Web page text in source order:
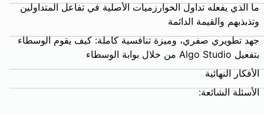
ما الذي يفعله تداول الخوارزميات الأصلية في تفاعل المتداولين
وتذبذبهم والقيمة الدائمة
جهد تطويري صفري، وميزة تنافسية كاملة: كيف يقوم الوسطاء
بتفعيل Algo Studio من خلال بوابة الوسطاء
الأفكار النهائية
الأسئلة الشائعة: